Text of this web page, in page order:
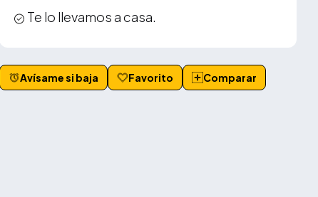
VER MÁS +
Te lo llevamos a casa.
Avísame si baja Favorito Comparar